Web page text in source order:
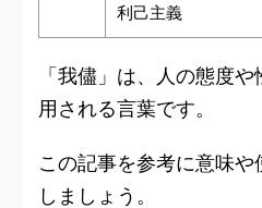
利己主義
「我儘」は、人の態度
用される言葉です。
この記事を参考に意味
しましょう。